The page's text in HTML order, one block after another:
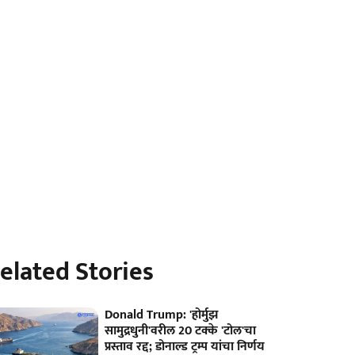
Stories
Donald Trump: 'होर्मुझ
सामुद्रधुनी'वरील 20 टक्के 'टोल'चा
प्रस्ताव रद्द; डोनाल्ड ट्रम्प यांचा निर्णय